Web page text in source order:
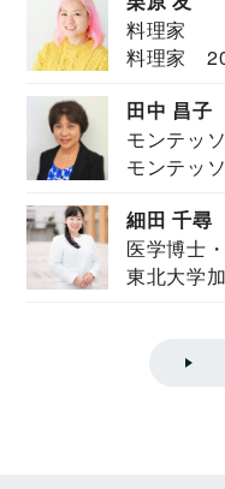
料理家
料理家
田中 昌子
モンテッ
ズハウス
モンテッ
細田 千尋
医学博士
東北大学